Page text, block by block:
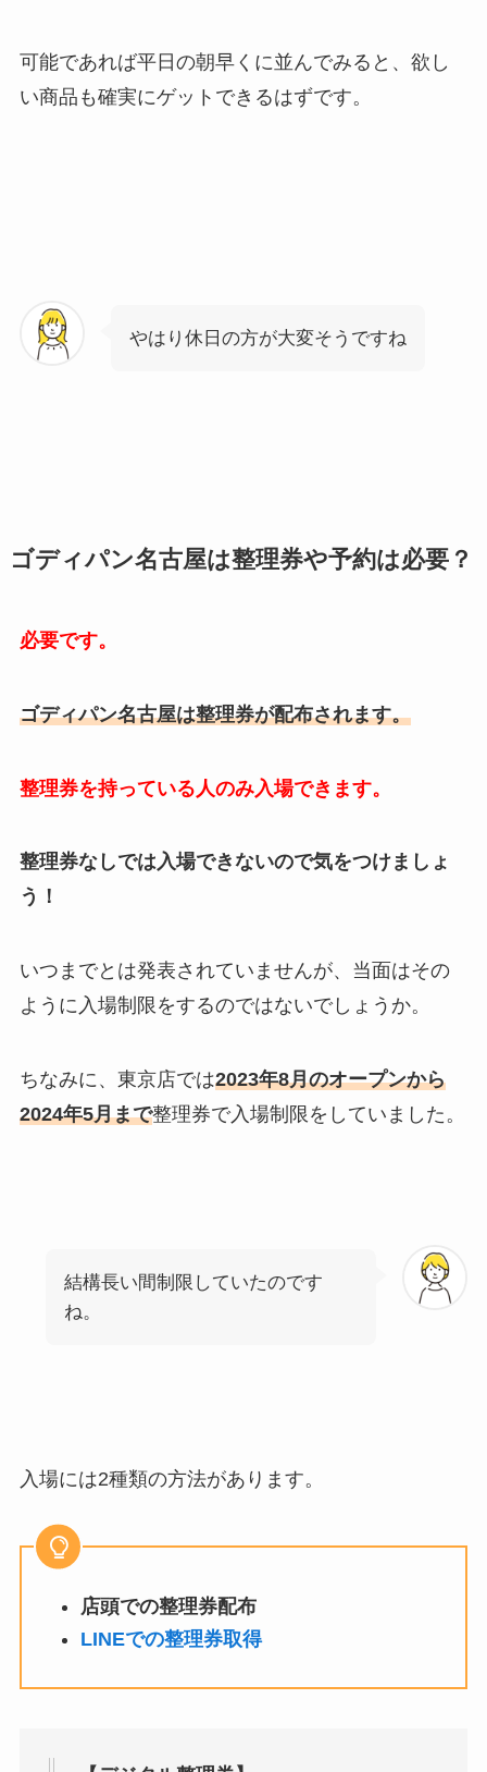
可能であれば平日の朝早くに並んでみると、欲し
い商品も確実にゲットできるはずです。
やはり休日の方が大変そうですね
ゴディパン名古屋は整理券や予約は必要？
必要です。
ゴディパン名古屋は整理券が配布されます。
整理券を持っている人のみ入場できます。
整理券なしでは入場できないので気をつけましょ
う！
いつまでとは発表されていませんが、当面はその
ように入場制限をするのではないでしょうか。
ちなみに、東京店では2023年8月のオープンから
2024年5月まで整理券で入場制限をしていました。
結構長い間制限していたのです
ね。
入場には2種類の方法があります。
店頭での整理券配布
LINEでの整理券取得